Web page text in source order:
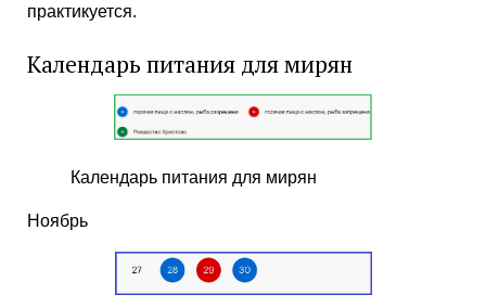
практикуется.
Календарь питания для мирян
Календарь питания для мирян
Ноябрь